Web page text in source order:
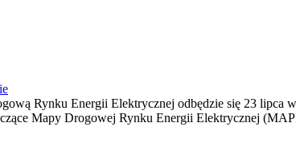
Rynku Energii Elektrycznej odbędzie się 23
Mapy Drogowej Rynku Energii Elektrycznej